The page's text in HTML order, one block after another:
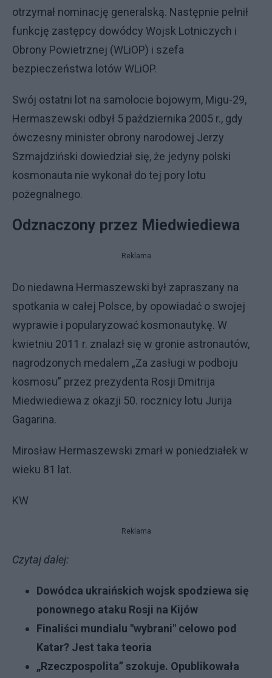
otrzymał nominację generalską. Następnie pełnił
funkcję zastępcy dowódcy Wojsk Lotniczych i
Obrony Powietrznej (WLiOP) i szefa
bezpieczeństwa lotów WLiOP.
Swój ostatni lot na samolocie bojowym, Migu-29,
Hermaszewski odbył 5 października 2005 r., gdy
ówczesny minister obrony narodowej Jerzy
Szmajdziński dowiedział się, że jedyny polski
kosmonauta nie wykonał do tej pory lotu
pożegnalnego.
Odznaczony przez Miedwiediewa
Reklama
Do niedawna Hermaszewski był zapraszany na
spotkania w całej Polsce, by opowiadać o swojej
wyprawie i popularyzować kosmonautykę. W
kwietniu 2011 r. znalazł się w gronie astronautów,
nagrodzonych medalem „Za zasługi w podboju
kosmosu” przez prezydenta Rosji Dmitrija
Miedwiediewa z okazji 50. rocznicy lotu Jurija
Gagarina.
Mirosław Hermaszewski zmarł w poniedziałek w
wieku 81 lat.
KW
Reklama
Czytaj dalej:
Dowódca ukraińskich wojsk spodziewa się
ponownego ataku Rosji na Kijów
Finaliści mundialu "wybrani" celowo pod
Katar? Jest taka teoria
„Rzeczpospolita” szokuje. Opublikowała